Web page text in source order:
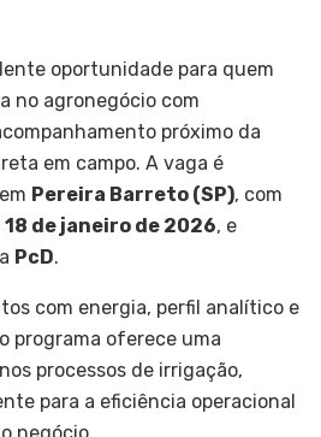
oportunidade para quem
no agronegócio com
próximo da
em campo. A vaga é
Pereira Barreto (SP), com
18 de janeiro de 2026, e
PcD.
com energia, perfil analítico e
programa oferece uma
processos de irrigação,
para a eficiência operacional